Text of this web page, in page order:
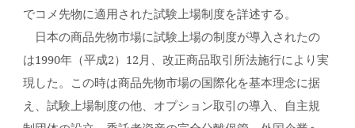
でコメ先物に適用された試験上場制度を詳述する。
日本の商品先物市場に試験上場の制度が導入されたの
は1990年（平成2）12月、改正商品取引所法施行により実
現した。この時は商品先物市場の国際化を基本理念に据
え、試験上場制度の他、オプション取引の導入、自主規